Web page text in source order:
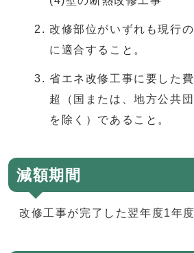
改修部位がいずれも現行
に適合すること。
省エネ改修工事に要した
超（国または、地方公共
を除く）であること。
減額期間
改修工事が完了した翌年度1年